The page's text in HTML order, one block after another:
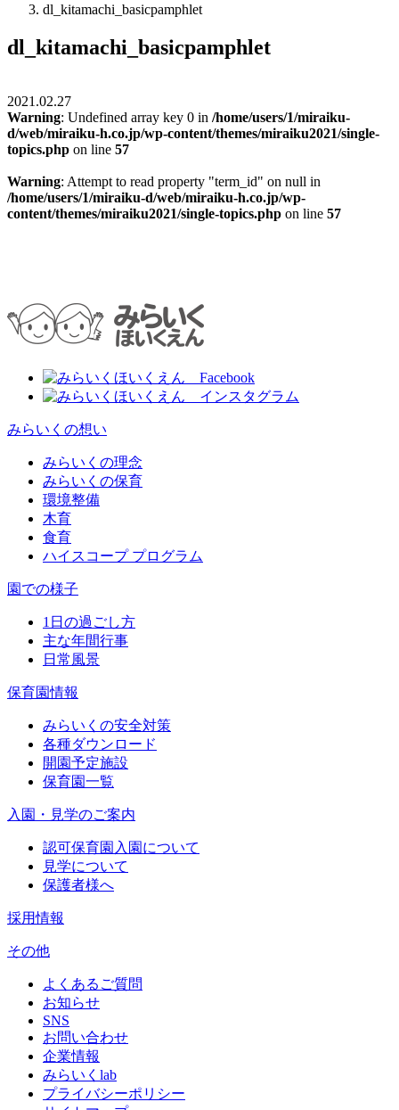
dl_kitamachi_basicpamphlet
dl_kitamachi_basicpamphlet
2021.02.27
Warning: Undefined array key 0 in /home/users/1/miraiku-
d/web/miraiku-h.co.jp/wp-content/themes/miraiku2021/single-
topics.php on line 57
Warning: Attempt to read property "term_id" on null in
/home/users/1/miraiku-d/web/miraiku-h.co.jp/wp-
content/themes/miraiku2021/single-topics.php on line 57
みらいくの想い
みらいくの理念
みらいくの保育
環境整備
木育
食育
ハイスコープ プログラム
園での様子
1日の過ごし方
主な年間行事
日常風景
保育園情報
みらいくの安全対策
各種ダウンロード
開園予定施設
保育園一覧
入園・見学のご案内
認可保育園入園について
見学について
保護者様へ
採用情報
その他
よくあるご質問
お知らせ
SNS
お問い合わせ
企業情報
みらいくlab
プライバシーポリシー